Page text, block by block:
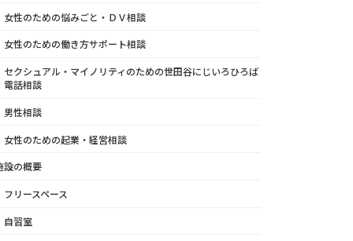
女性のための悩みごと・ＤＶ相談
女性のための働き方サポート相談
セクシュアル・マイノリティのための世田谷にじいろひろば
電話相談
男性相談
女性のための起業・経営相談
設の概要
フリースペース
自習室